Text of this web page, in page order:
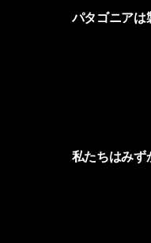
パタゴニアは
私たちはみず